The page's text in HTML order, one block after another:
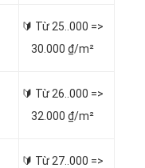
🔰 Từ 25..000 =>
30.000 ₫/m²
🔰 Từ 26..000 =>
32.000 ₫/m²
🔰 Từ 27..000 =>